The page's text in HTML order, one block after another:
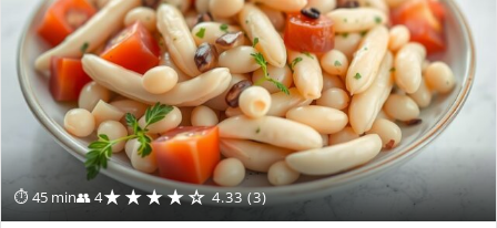
⏱ 45 min👥 4★★★★☆ 4.33 (3)